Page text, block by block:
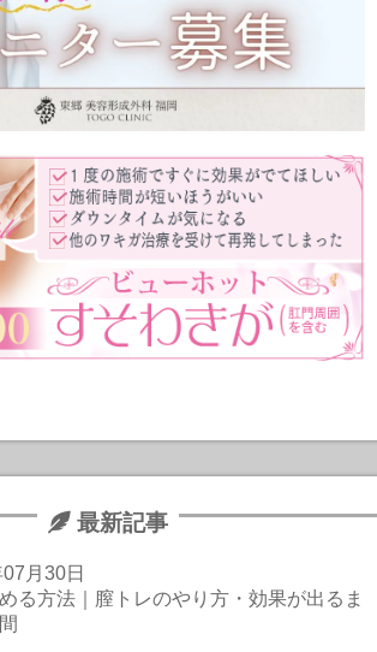
最新記事
月30日
る方法｜膣トレのやり方・効果が出るま